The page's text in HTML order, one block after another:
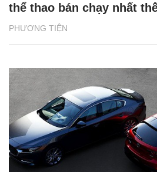
PHƯƠNG TIỆN
thể thao bán chạy nhất